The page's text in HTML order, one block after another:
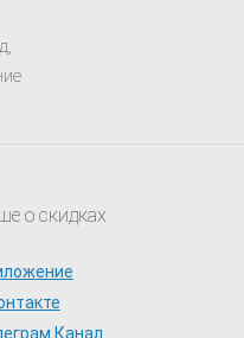
о скидках
Канал